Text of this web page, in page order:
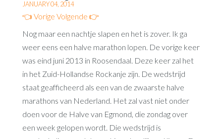
JANUARY 04, 2014
👈 Vorige Volgende 👉
Nog maar een nachtje slapen en het is zover. Ik ga
weer eens een halve marathon lopen. De vorige keer
was eind juni 2013 in Roosendaal. Deze keer zal het
in het Zuid-Hollandse Rockanje zijn. De wedstrijd
staat geafficheerd als een van de zwaarste halve
marathons van Nederland. Het zal vast niet onder
doen voor de Halve van Egmond, die zondag over
een week gelopen wordt. Die wedstrijd is